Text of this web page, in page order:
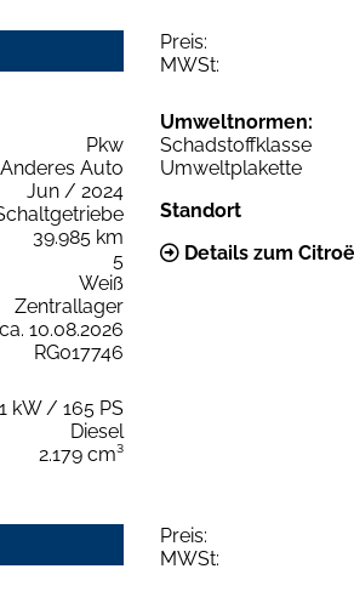
Preis:
MWSt:
Pkw
Anderes Auto
Jun / 2024
39.985 km
5
Weiß
Zentrallager
10.08.2026
RG017746
kW / 165 PS
Diesel
2.179 cm³
Umweltnormen:
Schadstoffklasse
Umweltplakette
Standort
Details zum
Preis:
MWSt: